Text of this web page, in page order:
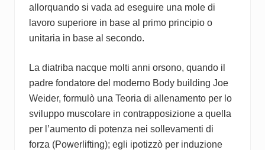
allorquando si vada ad eseguire una mole di
lavoro superiore in base al primo principio o
unitaria in base al secondo.
La diatriba nacque molti anni orsono, quando il
padre fondatore del moderno Body building Joe
Weider, formulò una Teoria di allenamento per lo
sviluppo muscolare in contrapposizione a quella
per l’aumento di potenza nei sollevamenti di
forza (Powerlifting); egli ipotizzò per induzione